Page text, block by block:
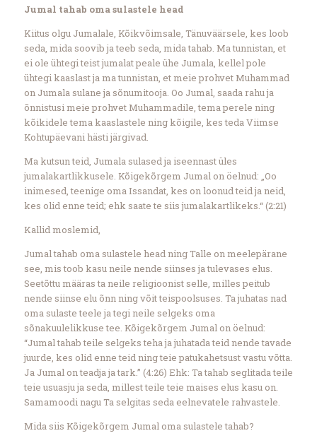
Jumal tahab oma sulastele head
Kiitus olgu Jumalale, Kõikvõimsale, Tänuväärsele, kes loob
seda, mida soovib ja teeb seda, mida tahab. Ma tunnistan, et
ei ole ühtegi teist jumalat peale ühe Jumala, kellel pole
ühtegi kaaslast ja ma tunnistan, et meie prohvet Muhammad
on Jumala sulane ja sõnumitooja. Oo Jumal, saada rahu ja
õnnistusi meie prohvet Muhammadile, tema perele ning
kõikidele tema kaaslastele ning kõigile, kes teda Viimse
Kohtupäevani hästi järgivad.
Ma kutsun teid, Jumala sulased ja iseennast üles
jumalakartlikkusele. Kõigekõrgem Jumal on öelnud: „Oo
inimesed, teenige oma Issandat, kes on loonud teid ja neid,
kes olid enne teid; ehk saate te siis jumalakartlikeks.“ (2:21)
Kallid moslemid,
Jumal tahab oma sulastele head ning Talle on meelepärane
see, mis toob kasu neile nende siinses ja tulevases elus.
Seetõttu määras ta neile religioonist selle, milles peitub
nende siinse elu õnn ning võit teispoolsuses. Ta juhatas nad
oma sulaste teele ja tegi neile selgeks oma
sõnakuulelikkuse tee. Kõigekõrgem Jumal on öelnud:
“Jumal tahab teile selgeks teha ja juhatada teid nende tavade
juurde, kes olid enne teid ning teie patukahetsust vastu võtta.
Ja Jumal on teadja ja tark.” (4:26) Ehk: Ta tahab seglitada teile
teie usuasju ja seda, millest teile teie maises elus kasu on.
Samamoodi nagu Ta selgitas seda eelnevatele rahvastele.
Mida siis Kõigekõrgem Jumal oma sulastele tahab?